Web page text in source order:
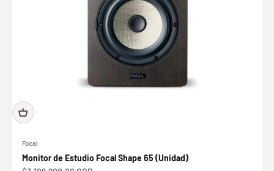
Focal
Monitor de Estudio Focal Shape 65 (Unidad)